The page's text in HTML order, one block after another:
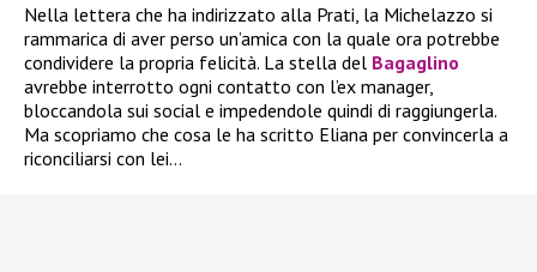
Nella lettera che ha indirizzato alla Prati, la Michelazzo si
rammarica di aver perso un’amica con la quale ora potrebbe
condividere la propria felicità. La stella del Bagaglino
avrebbe interrotto ogni contatto con l’ex manager,
bloccandola sui social e impedendole quindi di raggiungerla.
Ma scopriamo che cosa le ha scritto Eliana per convincerla a
riconciliarsi con lei…